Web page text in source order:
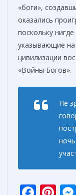
«боги»,
оказались
поскольку
указывающие
цивилизации
«Войны Богов».
Не